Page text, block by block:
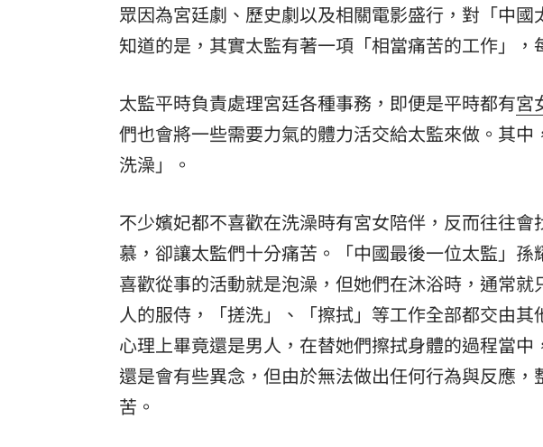
眾因為宮廷劇、歷史劇以及相關電影盛行，對「中
知道的是，其實太監有著一項「相當痛苦的工作」，
太監平時負責處理宮廷各種事務，即便是平時都有宮
們也會將一些需要力氣的體力活交給太監來做。其
洗澡」。
不少嬪妃都不喜歡在洗澡時有宮女陪伴，反而往往
慕，卻讓太監們十分痛苦。「中國最後一位太監」
喜歡從事的活動就是泡澡，但她們在沐浴時，通常
人的服侍，「搓洗」、「擦拭」等工作全部都交由
心理上畢竟還是男人，在替她們擦拭身體的過程當
還是會有些異念，但由於無法做出任何行為與反應
苦。